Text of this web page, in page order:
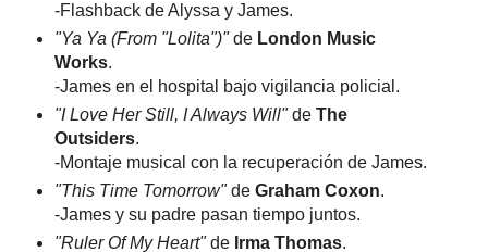
-Flashback de Alyssa y James.
"Ya Ya (From "Lolita")"de London Music
Works.
-James en el hospital bajo vigilancia policial.
"I Love Her Still, I Always Will"de The
Outsiders.
-Montaje musical con la recuperación de James.
"This Time Tomorrow"de Graham Coxon.
-James y su padre pasan tiempo juntos.
"Ruler Of My Heart"de Irma Thomas.